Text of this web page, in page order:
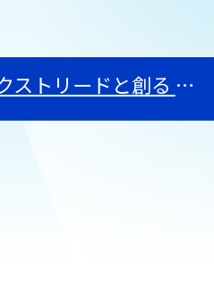
ネクストリードと創る AI のクラウド秘密基地™